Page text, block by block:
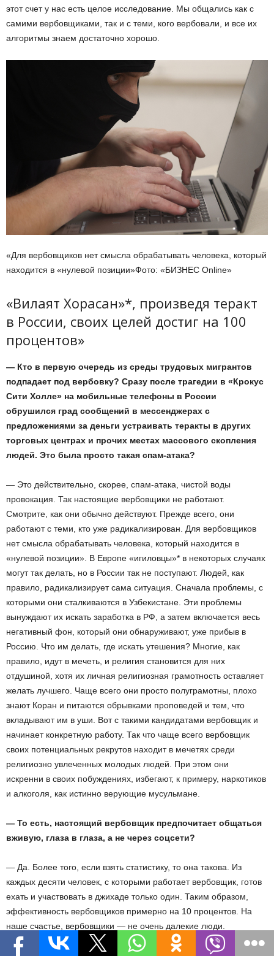
этот счет у нас есть целое исследование. Мы общались как с
самими вербовщиками, так и с теми, кого вербовали, и все их
алгоритмы знаем достаточно хорошо.
«Для вербовщиков нет смысла обрабатывать человека, который
находится в «нулевой позиции»Фото: «БИЗНЕС Online»
«Вилаят Хорасан»*, произведя теракт
в России, своих целей достиг на 100
процентов»
— Кто в первую очередь из среды трудовых мигрантов
подпадает под вербовку? Сразу после трагедии в «Крокус
Сити Холле» на мобильные телефоны в России
обрушился град сообщений в мессенджерах с
предложениями за деньги устраивать теракты в других
торговых центрах и прочих местах массового скопления
людей. Это была просто такая спам-атака?
— Это действительно, скорее, спам-атака, чистой воды
провокация. Так настоящие вербовщики не работают.
Смотрите, как они обычно действуют. Прежде всего, они
работают с теми, кто уже радикализирован. Для вербовщиков
нет смысла обрабатывать человека, который находится в
«нулевой позиции». В Европе «игиловцы»* в некоторых случаях
могут так делать, но в России так не поступают. Людей, как
правило, радикализирует сама ситуация. Сначала проблемы, с
которыми они сталкиваются в Узбекистане. Эти проблемы
вынуждают их искать заработка в РФ, а затем включается весь
негативный фон, который они обнаруживают, уже прибыв в
Россию. Что им делать, где искать утешения? Многие, как
правило, идут в мечеть, и религия становится для них
отдушиной, хотя их личная религиозная грамотность оставляет
желать лучшего. Чаще всего они просто полуграмотны, плохо
знают Коран и питаются обрывками проповедей и тем, что
вкладывают им в уши. Вот с такими кандидатами вербовщик и
начинает конкретную работу. Так что чаще всего вербовщик
своих потенциальных рекрутов находит в мечетях среди
религиозно увлеченных молодых людей. При этом они
искренни в своих побуждениях, избегают, к примеру, наркотиков
и алкоголя, как истинно верующие мусульмане.
— То есть, настоящий вербовщик предпочитает общаться
вживую, глаза в глаза, а не через соцсети?
— Да. Более того, если взять статистику, то она такова. Из
каждых десяти человек, с которыми работает вербовщик, готов
ехать и участвовать в джихаде только один. Таким образом,
эффективность вербовщиков примерно на 10 процентов. На
наше счастье, вербовщики — не очень далекие люди.